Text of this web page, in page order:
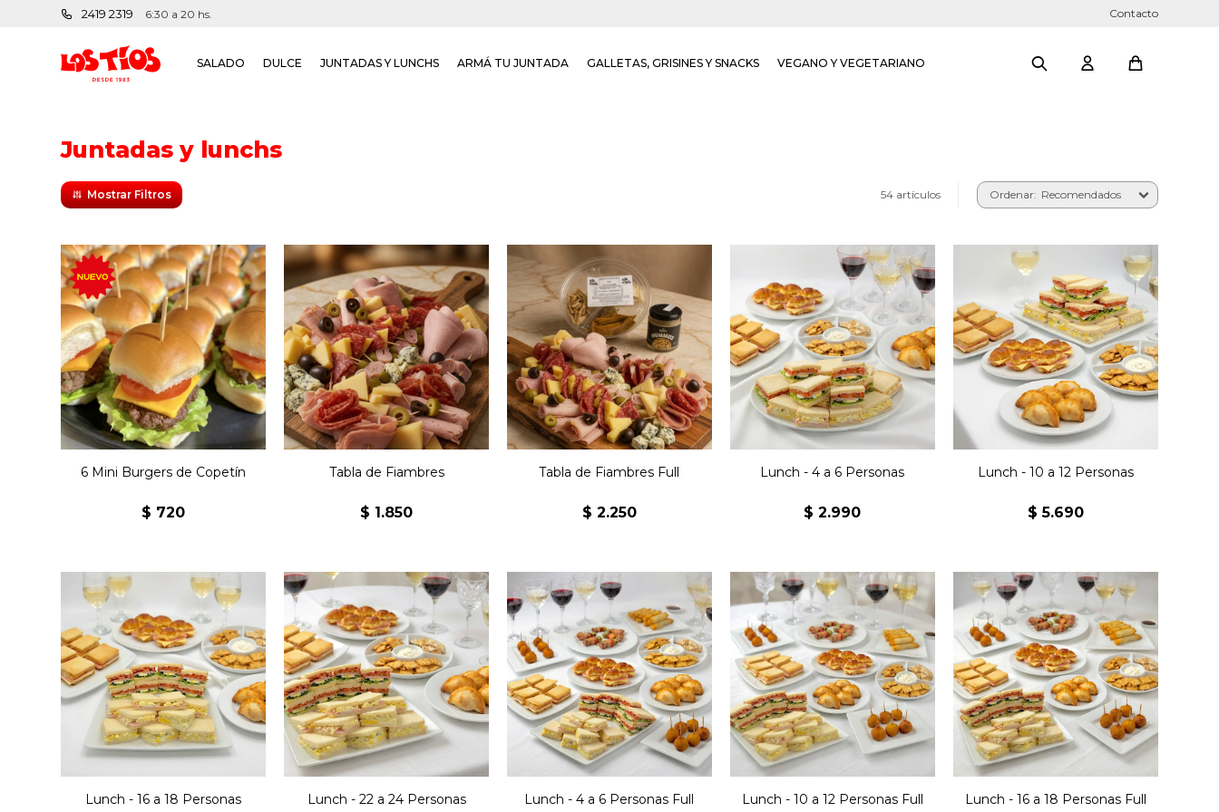
SALADO DULCE JUNTADAS Y LUNCHS ARMÁ TU JUNTADA GALLETAS, GRISINES Y SNACKS VEGANO Y VEGETARIANO
2419 2319 6:30 a 20 hs. Contacto
Juntadas y lunchs
54 artículos Recomendados
6 mini burgers de copetín
con lechuga, tomate,
queso cheddar y
mayonesa.
6 Mini Burgers de Copetín
$ 720
Tabla de fiambres con
jamón, salame, lomito,
bondiola, queso
parmesano, queso colonia,
queso roquefort,
aceitunas verdes y
aceitunas negras.
Acompañado de 12
pancitos saborizados.
Tabla de Fiambres
$ 1.850
Tabla de fiambres con
jamón, salame, lomito,
bondiola, queso
parmesano, queso colonia,
queso roquefort,
aceitunas verdes y
aceitunas negras.
Acompañado de 12
pancitos saborizados,
snacks y hummus Beans.
Tabla de Fiambres Full
$ 2.250
12 Sándwiches de jamón y
queso, 12 sándwiches
olímpicos, 12 sándwiches
surtidos, 8 jesuitas de
jamón y queso, 8
medialunitas de jamón y
queso, 8 empanaditas, 1
snack horneado x3 y 1/2
Kg de masitas.
Lunch - 4 a 6 Personas
$ 2.990
24 Sándwiches jamón y
queso, 24 sándwiches
olímpicos, 24 sándwiches
surtidos, 16 jesuitas jamón
y queso, 16 medialunitas
jamón y queso, 16
empanaditas, 1 snack
horneado x3, 1 Kg de
masitas.
Lunch - 10 a 12 Personas
$ 5.690
36 sándwiches jamón y
queso, 36 sándwiches
olímpicos, 36 sándwiches
surtidos, 24 jesuitas jamón
y queso, 24 medialunitas
jamón y queso, 24
empanaditas, 2 snack
horneado x3, 1,5 Kg de
masitas.
Lunch - 16 a 18 Personas
48 sándwiches jamón y
queso, 48 sándwiches
olímpicos, 48 sándwiches
surtidos, 32 jesuitas jamón
y queso, 32 medialunitas
jamón y queso, 32
empanaditas, 2 snack
horneado x3, 2 Kg de
masitas.
Lunch - 22 a 24 Personas
12 sándwiches de jamón y
queso, 12 sándwiches
olímpicos, 12 sándwiches
surtidos, 8 jesuitas de
jamón y queso. 8
medialunitas de jamón y
queso, 8 empanaditas, 10
villaroi, 10 arrolladitos
primavera, 10 mini
brochettes, 1 snack
horneado x3, 1/2Kg de
masitas
Lunch - 4 a 6 Personas Full
24 sándwiches jamón y
queso, 24 sándwiches
olímpicos, 24 sándwiches
surtidos, 16 jesuitas jamón
y queso, 16 medialunitas
jamón y queso, 16
empanaditas, 20 villaroi,
20 arrolladitos primavera,
20 mini brochettes, 1
snack horneado x3 y 1 Kg
de masitas.
Lunch - 10 a 12 Personas Full
36 sándwiches jamón y
queso, 36 sándwiches
olímpicos, 36 sándwiches
surtidos, 24 jesuitas jamón
y queso, 24 medialunitas
jamón y queso, 24
empanaditas, 30 villaroi,
30 arrolladitos primavera,
30 mini brochettes, 2
snack horneado x3 y 1,5
Kg de masitas.
Lunch - 16 a 18 Personas Full